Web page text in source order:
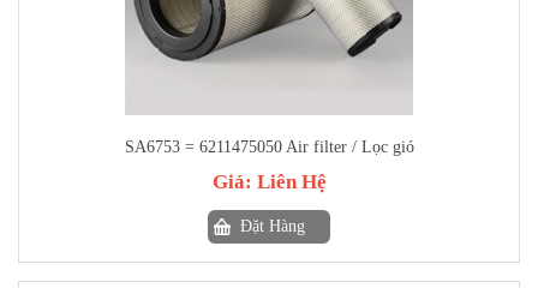
SA6753 = 6211475050 Air filter / Lọc gió
Giá: Liên Hệ
Đặt Hàng